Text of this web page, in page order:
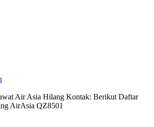
Air Asia Hilang Kontak: Berikut Daftar
AirAsia QZ8501